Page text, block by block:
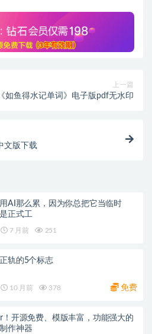
上一篇
如鱼得水记单词》电子版pdf无水印
文版下载
AI那么累，因为你总把它当临时
正式工
7 月前 251
轨的5个标志
10 月前 378 免费
！开源免费、模版丰富，功能强大的
作神器